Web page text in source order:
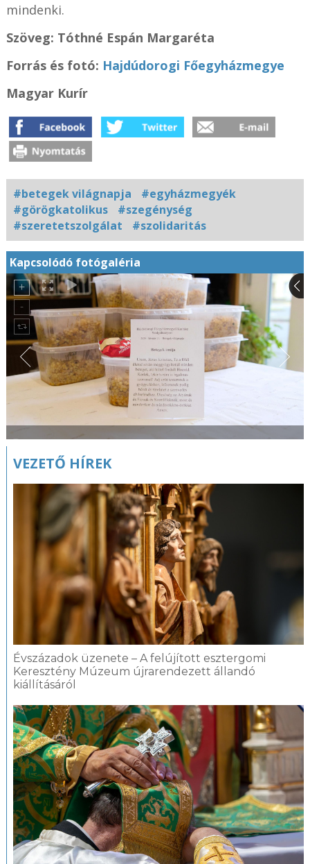
mindenki.
Szöveg: Tóthné Espán Margaréta
Forrás és fotó: Hajdúdorogi Főegyházmegye
Magyar Kurír
#betegek világnapja
#egyházmegyék
#görögkatolikus
#szegénység
#szeretetszolgálat
#szolidaritás
Kapcsolódó fotógaléria
VEZETŐ HÍREK
Évszázadok üzenete – A felújított esztergomi
Keresztény Múzeum újrarendezett állandó
kiállításáról